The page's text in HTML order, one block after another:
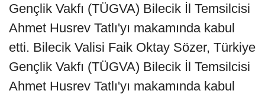
Gençlik Vakfı (TÜGVA) Bilecik İl Temsilcisi
Ahmet Husrev Tatlı'yı makamında kabul
etti. Bilecik Valisi Faik Oktay Sözer, Türkiye
Gençlik Vakfı (TÜGVA) Bilecik İl Temsilcisi
Ahmet Husrev Tatlı'yı makamında kabul